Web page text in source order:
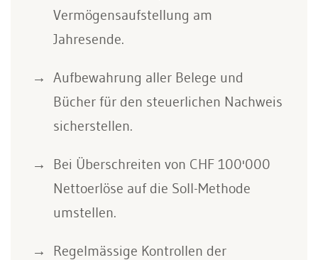
Vermögensaufstellung am
Jahresende.
Aufbewahrung aller Belege und
Bücher für den steuerlichen Nachweis
sicherstellen.
Bei Überschreiten von CHF 100'000
Nettoerlöse auf die Soll-Methode
umstellen.
Regelmässige Kontrollen der